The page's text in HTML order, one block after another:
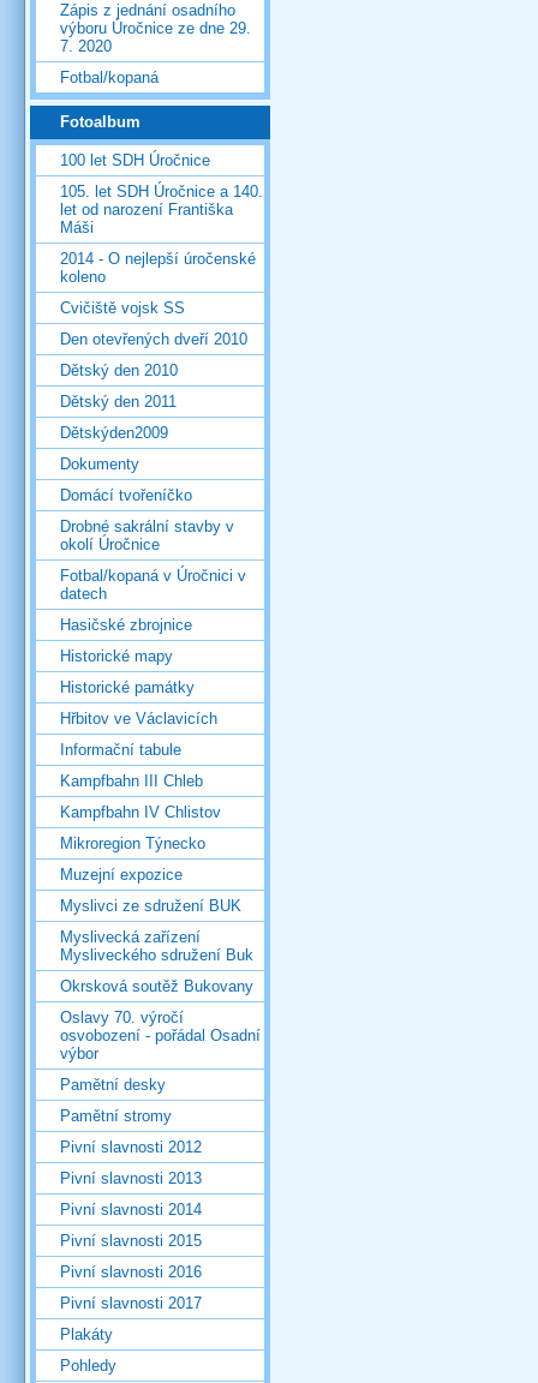
Zápis z jednání osadního
výboru Úročnice ze dne 29.
7. 2020
Fotbal/kopaná
Fotoalbum
100 let SDH Úročnice
105. let SDH Úročnice a 140.
let od narození Františka
Máši
2014 - O nejlepší úročenské
koleno
Cvičiště vojsk SS
Den otevřených dveří 2010
Dětský den 2010
Dětský den 2011
Dětskýden2009
Dokumenty
Domácí tvořeníčko
Drobné sakrální stavby v
okolí Úročnice
Fotbal/kopaná v Úročnici v
datech
Hasičské zbrojnice
Historické mapy
Historické památky
Hřbitov ve Václavicích
Informační tabule
Kampfbahn III Chleb
Kampfbahn IV Chlistov
Mikroregion Týnecko
Muzejní expozice
Myslivci ze sdružení BUK
Myslivecká zařízení
Mysliveckého sdružení Buk
Okrsková soutěž Bukovany
Oslavy 70. výročí
osvobození - pořádal Osadní
výbor
Pamětní desky
Pamětní stromy
Pivní slavnosti 2012
Pivní slavnosti 2013
Pivní slavnosti 2014
Pivní slavnosti 2015
Pivní slavnosti 2016
Pivní slavnosti 2017
Plakáty
Pohledy